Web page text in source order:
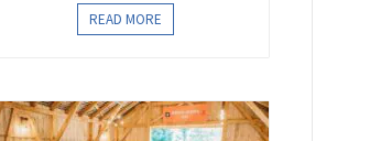
READ MORE